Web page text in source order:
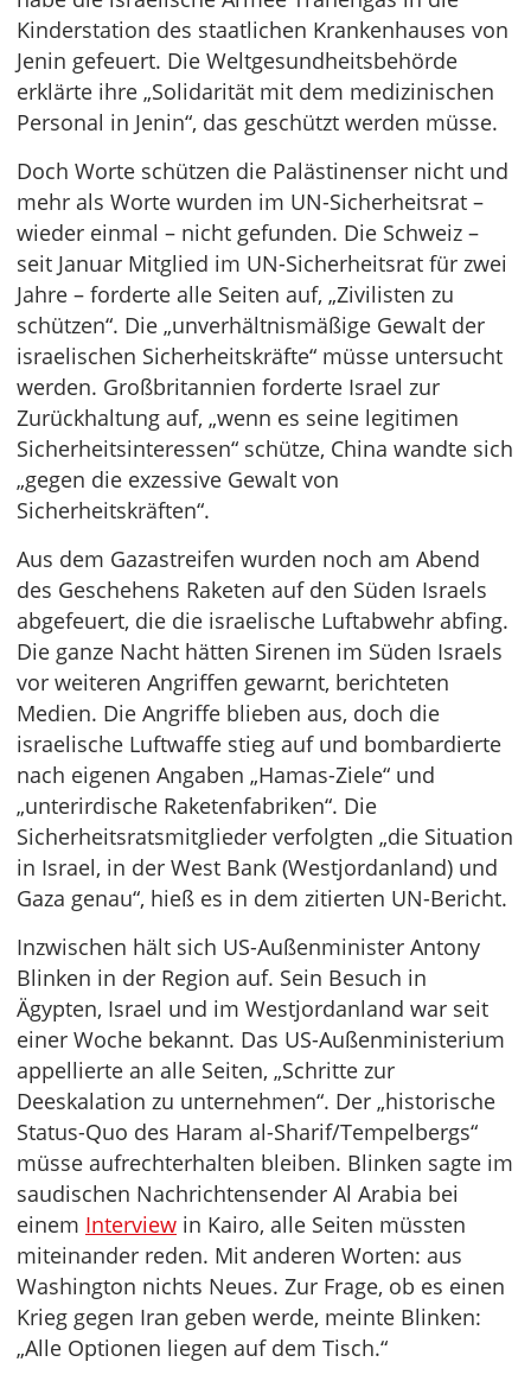
Kinderstation des staatlichen Krankenhauses von
Jenin gefeuert. Die Weltgesundheitsbehörde
erklärte ihre „Solidarität mit dem medizinischen
Personal in Jenin“, das geschützt werden müsse.
Doch Worte schützen die Palästinenser nicht und
mehr als Worte wurden im UN-Sicherheitsrat –
wieder einmal – nicht gefunden. Die Schweiz –
seit Januar Mitglied im UN-Sicherheitsrat für zwei
Jahre – forderte alle Seiten auf, „Zivilisten zu
schützen“. Die „unverhältnismäßige Gewalt der
israelischen Sicherheitskräfte“ müsse untersucht
werden. Großbritannien forderte Israel zur
Zurückhaltung auf, „wenn es seine legitimen
Sicherheitsinteressen“ schütze, China wandte sich
„gegen die exzessive Gewalt von
Sicherheitskräften“.
Aus dem Gazastreifen wurden noch am Abend
des Geschehens Raketen auf den Süden Israels
abgefeuert, die die israelische Luftabwehr abfing.
Die ganze Nacht hätten Sirenen im Süden Israels
vor weiteren Angriffen gewarnt, berichteten
Medien. Die Angriffe blieben aus, doch die
israelische Luftwaffe stieg auf und bombardierte
nach eigenen Angaben „Hamas-Ziele“ und
„unterirdische Raketenfabriken“. Die
Sicherheitsratsmitglieder verfolgten „die Situation
in Israel, in der West Bank (Westjordanland) und
Gaza genau“, hieß es in dem zitierten UN-Bericht.
Inzwischen hält sich US-Außenminister Antony
Blinken in der Region auf. Sein Besuch in
Ägypten, Israel und im Westjordanland war seit
einer Woche bekannt. Das US-Außenministerium
appellierte an alle Seiten, „Schritte zur
Deeskalation zu unternehmen“. Der „historische
Status-Quo des Haram al-Sharif/Tempelbergs“
müsse aufrechterhalten bleiben. Blinken sagte im
saudischen Nachrichtensender Al Arabia bei
einem Interview in Kairo, alle Seiten müssten
miteinander reden. Mit anderen Worten: aus
Washington nichts Neues. Zur Frage, ob es einen
Krieg gegen Iran geben werde, meinte Blinken:
„Alle Optionen liegen auf dem Tisch.“